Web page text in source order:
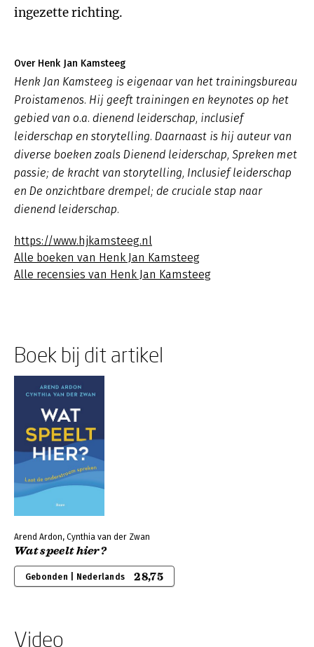
ingezette richting.
Over Henk Jan Kamsteeg
Henk Jan Kamsteeg is eigenaar van het trainingsbureau
Proistamenos. Hij geeft trainingen en keynotes op het
gebied van o.a. dienend leiderschap, inclusief
leiderschap en storytelling. Daarnaast is hij auteur van
diverse boeken zoals Dienend leiderschap, Spreken met
passie; de kracht van storytelling, Inclusief leiderschap
en De onzichtbare drempel; de cruciale stap naar
dienend leiderschap.
https://www.hjkamsteeg.nl
Alle boeken van Henk Jan Kamsteeg
Alle recensies van Henk Jan Kamsteeg
Boek bij dit artikel
Arend Ardon, Cynthia van der Zwan
Wat speelt hier?
Gebonden | Nederlands 28,75
Video